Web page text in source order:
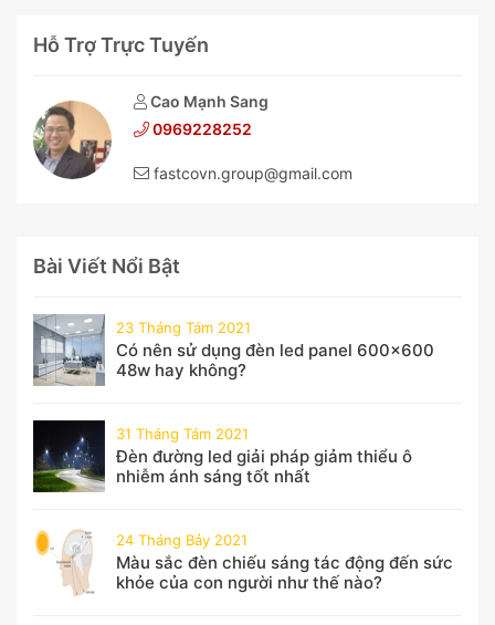
Hỗ Trợ Trực Tuyến
Cao Mạnh Sang
0969228252
fastcovn.group@gmail.com
Bài Viết Nổi Bật
23 Tháng Tám 2021
Có nên sử dụng đèn led panel 600x600
48w hay không?
31 Tháng Tám 2021
Đèn đường led giải pháp giảm thiểu ô
nhiễm ánh sáng tốt nhất
24 Tháng Bảy 2021
Màu sắc đèn chiếu sáng tác động đến sức
khỏe của con người như thế nào?